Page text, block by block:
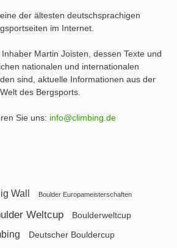
der ältesten deutschsprachigen
im Internet.
Martin Joisten, dessen Texte und
nationalen und internationalen
sind, aktuelle Informationen aus der
Welt des Bergsports.
Sie uns: info@climbing.de
Wall Boulder Europameisterschaften
Weltcup Boulderweltcup
Deutscher Bouldercup